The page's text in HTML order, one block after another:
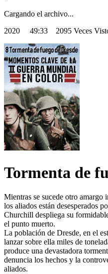
Cargando el archivo...
2020 49:33 2095 Veces
Tormenta de
Mientras se sucede otro
los aliados están desesperados
Churchill despliega su
el punto muerto.
La población de Dresde, en el
lanzar sobre ella miles de
produce una devastadora
denuncia los hechos y la
aliados.